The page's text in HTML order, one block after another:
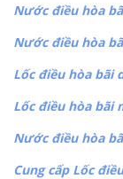
Nước điều hòa
Nước điều hòa
Lốc điều hòa bãi
Lốc điều hòa bãi
Nước điều hòa
Cung cấp Lốc